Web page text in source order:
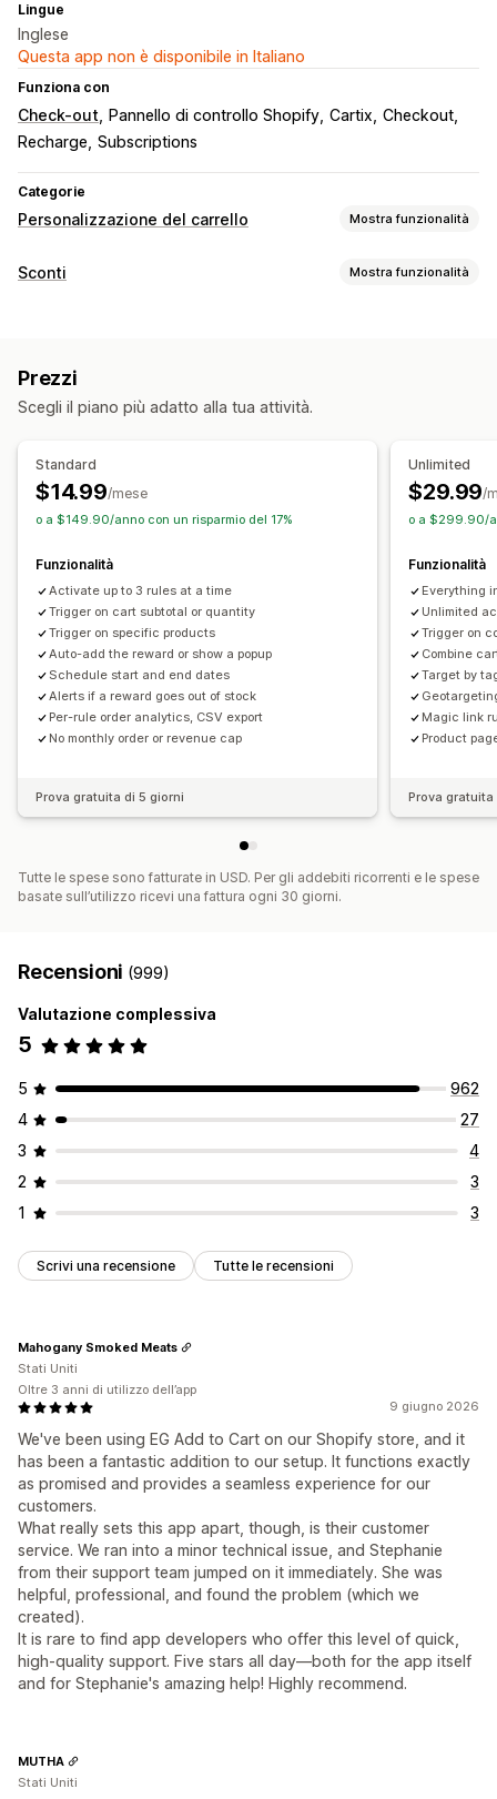
Lingue
Inglese
Questa app non è disponibile in Italiano
Funziona con
Check-out Pannello di controllo Shopify Cartix Checkout
Recharge Subscriptions
Categorie
Personalizzazione del carrello Mostra funzionalità
Visualizzazione del carrello
Prodotti consigliati
Riscatto dei premi
Premi progressivi
Personalizzazione del check-out
Sconti automatici
Sconti Mostra funzionalità
Sconti di cross-selling
Accumulo degli sconti
Geolocalizzazione
Aggiunta di tag
Prezzi
Scegli il piano più adatto alla tua attività.
Standard
$14.99/mese
o a $149.90/anno con un risparmio del 17%
Funzionalità
Activate up to 3 rules at a time
Trigger on cart subtotal or quantity
Trigger on specific products
Auto-add the reward or show a popup
Schedule start and end dates
Alerts if a reward goes out of stock
Per-rule order analytics, CSV export
No monthly order or revenue cap
Prova gratuita di 5 giorni
Unlimited
$29.99/
o a $299.90/
Funzionalità
Everything
Unlimited
Trigger on
Combine
Target by
Magic link
Product
Prova
Tutte le spese sono fatturate in USD. Per gli addebiti ricorrenti e le spese
basate sull’utilizzo ricevi una fattura ogni 30 giorni.
Recensioni (999)
Valutazione complessiva
5
5
962
4
27
3
4
2
3
1
3
Scrivi una recensione Tutte le recensioni
9 giugno 2026
We've been using EG Add to Cart on our Shopify store, and it
has been a fantastic addition to our setup. It functions exactly
as promised and provides a seamless experience for our
customers.
What really sets this app apart, though, is their customer
service. We ran into a minor technical issue, and Stephanie
from their support team jumped on it immediately. She was
helpful, professional, and found the problem (which we
created).
It is rare to find app developers who offer this level of quick,
high-quality support. Five stars all day—both for the app itself
and for Stephanie's amazing help! Highly recommend.
Mahogany Smoked Meats
Stati Uniti
Oltre 3 anni di utilizzo dell’app
MUTHA
Stati Uniti